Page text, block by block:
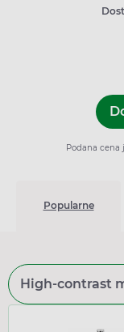
Podana cena
Popularne
High-contrast